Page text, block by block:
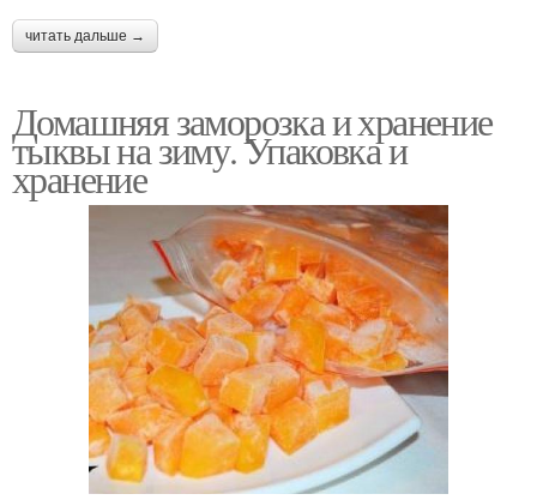
читать дальше →
Домашняя заморозка и хранение
тыквы на зиму. Упаковка и
хранение